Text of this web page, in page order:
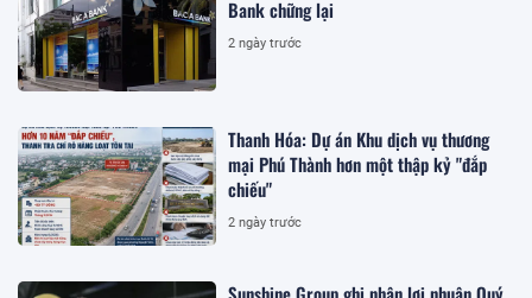
Bank chững lại
2 ngày trước
Thanh Hóa: Dự án Khu dịch vụ thương
mại Phú Thành hơn một thập kỷ "đắp
chiếu"
2 ngày trước